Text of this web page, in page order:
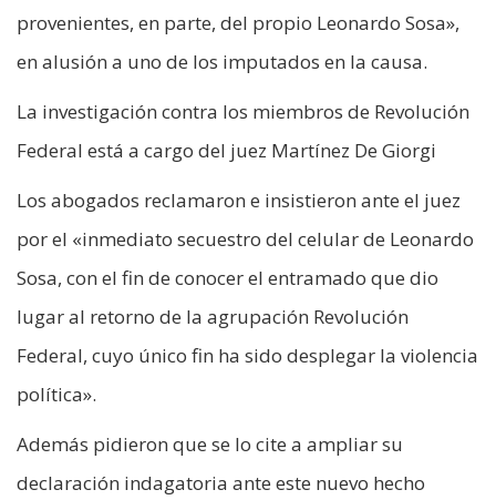
provenientes, en parte, del propio Leonardo Sosa»,
en alusión a uno de los imputados en la causa.
La investigación contra los miembros de Revolución
Federal está a cargo del juez Martínez De Giorgi
Los abogados reclamaron e insistieron ante el juez
por el «inmediato secuestro del celular de Leonardo
Sosa, con el fin de conocer el entramado que dio
lugar al retorno de la agrupación Revolución
Federal, cuyo único fin ha sido desplegar la violencia
política».
Además pidieron que se lo cite a ampliar su
declaración indagatoria ante este nuevo hecho